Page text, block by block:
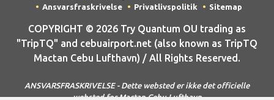
Ansvarsfraskrivelse
Privatlivspolitik Sitemap
COPYRIGHT © 2026 Try Quantum OU trading as
"TripTQ" and cebuairport.net (also known as TripTQ
Mactan Cebu Lufthavn) / All Rights Reserved.
ANSVARSFRASKRIVELSE - Dette websted er ikke det officielle
websted for Mactan Cebu Lufthavn